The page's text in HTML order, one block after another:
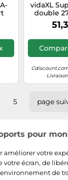
vidaXL
double
bras à
kg VESA
5 page
pour
améliorer votre
écran, de
de